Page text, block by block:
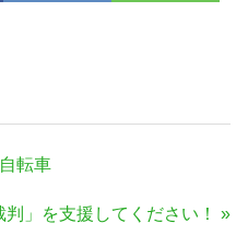
転車
」を支援してください！